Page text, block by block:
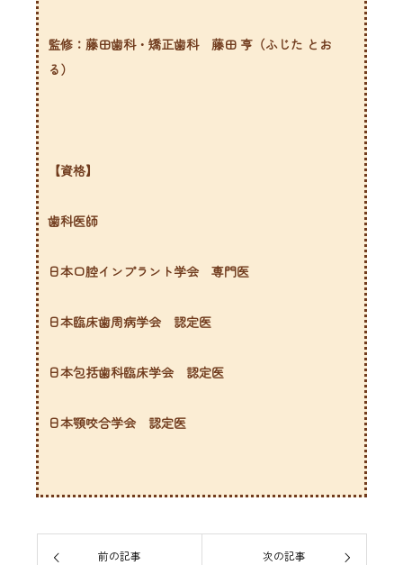
監修：藤田歯科・矯正歯科 藤田 亨（ふじた とお
る）
【資格】
歯科医師
日本口腔インプラント学会 専門医
日本臨床歯周病学会 認定医
日本包括歯科臨床学会 認定医
日本顎咬合学会 認定医
前の記事 次の記事